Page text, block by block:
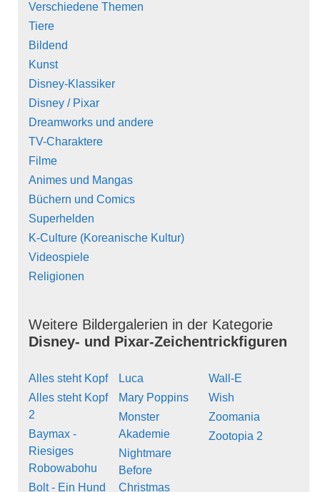
Verschiedene Themen
Tiere
Bildend
Kunst
Disney-Klassiker
Disney / Pixar
Dreamworks und andere
TV-Charaktere
Filme
Animes und Mangas
Büchern und Comics
Superhelden
K-Culture (Koreanische Kultur)
Videospiele
Religionen
Weitere Bildergalerien in der Kategorie
Disney- und Pixar-Zeichentrickfiguren
Alles steht Kopf
Alles steht Kopf
2
Baymax -
Riesiges
Robowabohu
Bolt - Ein Hund
Luca
Mary Poppins
Monster
Akademie
Nightmare
Before
Christmas
Wall-E
Wish
Zoomania
Zootopia 2